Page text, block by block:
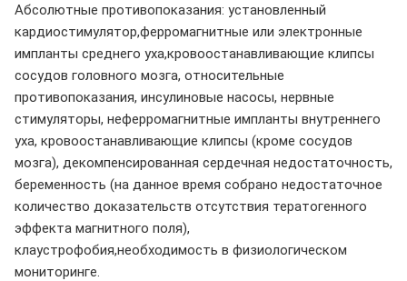
Абсолютные противопоказания: установленный
кардиостимулятор,ферромагнитные или электронные
импланты среднего уха,кровоостанавливающие клипсы
сосудов головного мозга, относительные
противопоказания, инсулиновые насосы, нервные
стимуляторы, неферромагнитные импланты внутреннего
уха, кровоостанавливающие клипсы (кроме сосудов
мозга), декомпенсированная сердечная недостаточность,
беременность (на данное время собрано недостаточное
количество доказательств отсутствия тератогенного
эффекта магнитного поля),
клаустрофобия,необходимость в физиологическом
мониторинге.